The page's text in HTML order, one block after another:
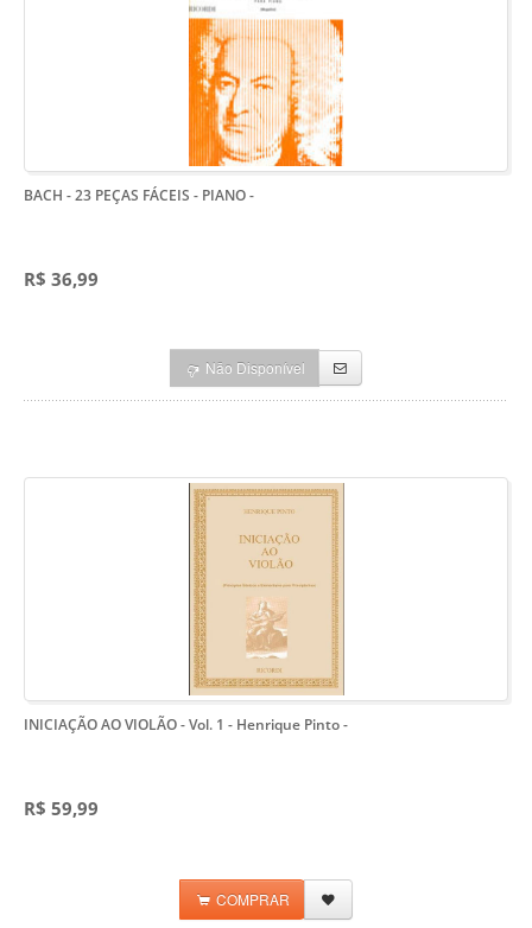
BACH - 23 PEÇAS FÁCEIS - PIANO-
R$ 36,99
Não Disponível
INICIAÇÃO AO VIOLÃO - Vol. 1 - Henrique Pinto-
R$ 59,99
COMPRAR